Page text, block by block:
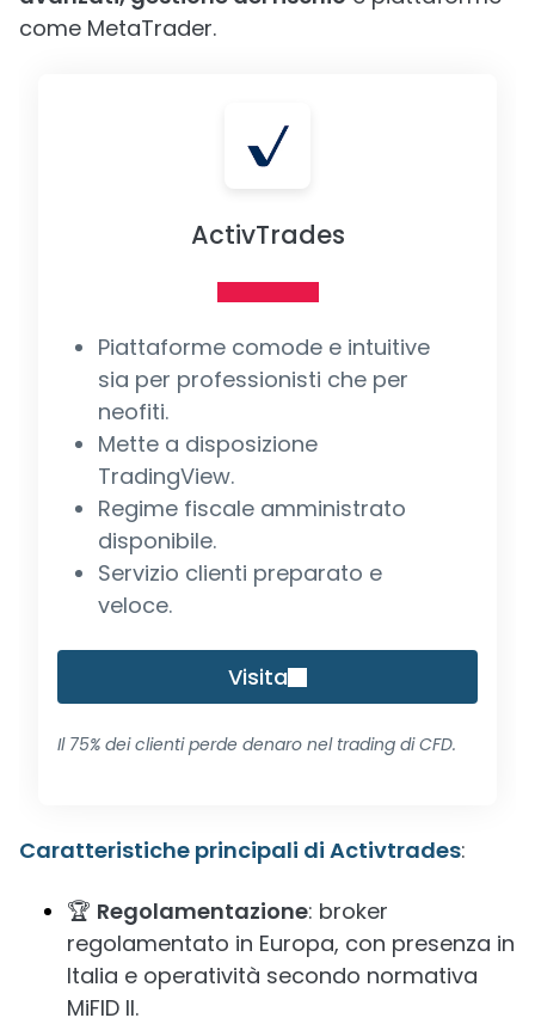
come MetaTrader.
ActivTrades
Piattaforme comode e intuitive
sia per professionisti che per
neofiti.
Mette a disposizione
TradingView.
Regime fiscale amministrato
disponibile.
Servizio clienti preparato e
veloce.
Visita
Il 75% dei clienti perde denaro nel trading di CFD.
Caratteristiche principali di Activtrades:
🏆 Regolamentazione: broker
regolamentato in Europa, con presenza in
Italia e operatività secondo normativa
MiFID II.